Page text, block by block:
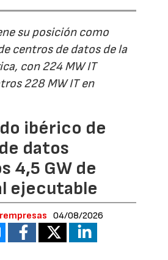
su posición como
centros de datos de la
con 224 MW IT
228 MW IT en
ibérico de
datos
4,5 GW de
ejecutable
04/08/2026